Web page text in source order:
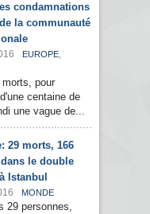
condamnations
la communauté
EUROPE,
pour
centaine de
une vague de...
29 morts, 166
le double
Istanbul
MONDE
29 personnes,